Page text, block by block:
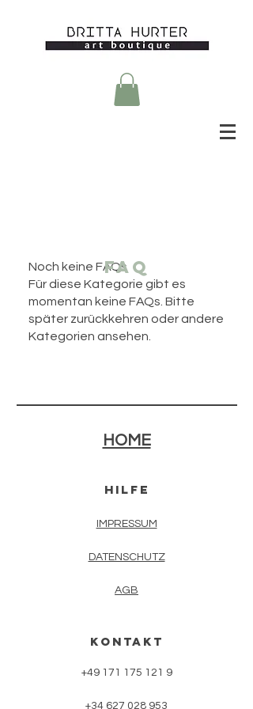
Noch keine FAQs
Für diese Kategorie gibt es
momentan keine FAQs. Bitte
später zurückkehren oder andere
Kategorien ansehen.
FAQ
HOME
HilFE
IMPRESSUM
DATENSCHUTZ
AGB
KONTAKT
+49 171 175 121 9
+34 627 028 953